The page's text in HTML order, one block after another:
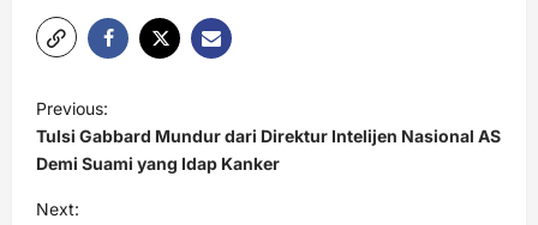
P
o
s
t
Previous:
Tulsi Gabbard Mundur dari Direktur Intelijen Nasional AS
Demi Suami yang Idap Kanker
Next: